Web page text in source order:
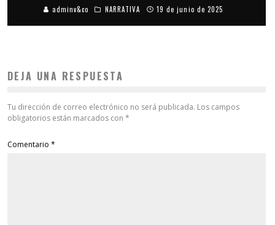
adminv&co NARRATIVA 19 de junio de 2025
DEJA UNA RESPUESTA
Tu dirección de correo electrónico no será publicada. Los campos
obligatorios están marcados con *
Comentario *